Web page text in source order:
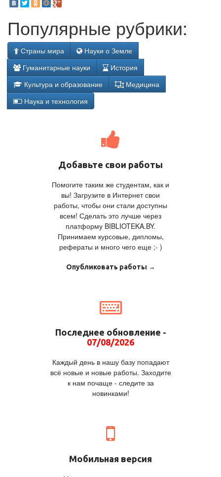
Популярные рубрики:
Страны мира
Науки о Земле
Гуманитарные науки
История
Культура и образование
Медицина
Наука и технология
Добавьте свои работы
Помогите таким же студентам, как и
вы! Загрузите в Интернет свои
работы, чтобы они стали доступны
всем! Сделать это лучше через
платформу BIBLIOTEKA.BY.
Принимаем курсовые, дипломы,
рефераты и много чего еще ;- )
Опубликовать работы →
Последнее обновление -
07/08/2026
Каждый день в нашу базу попадают
всё новые и новые работы. Заходите
к нам почаще - следите за
новинками!
Мобильная версия